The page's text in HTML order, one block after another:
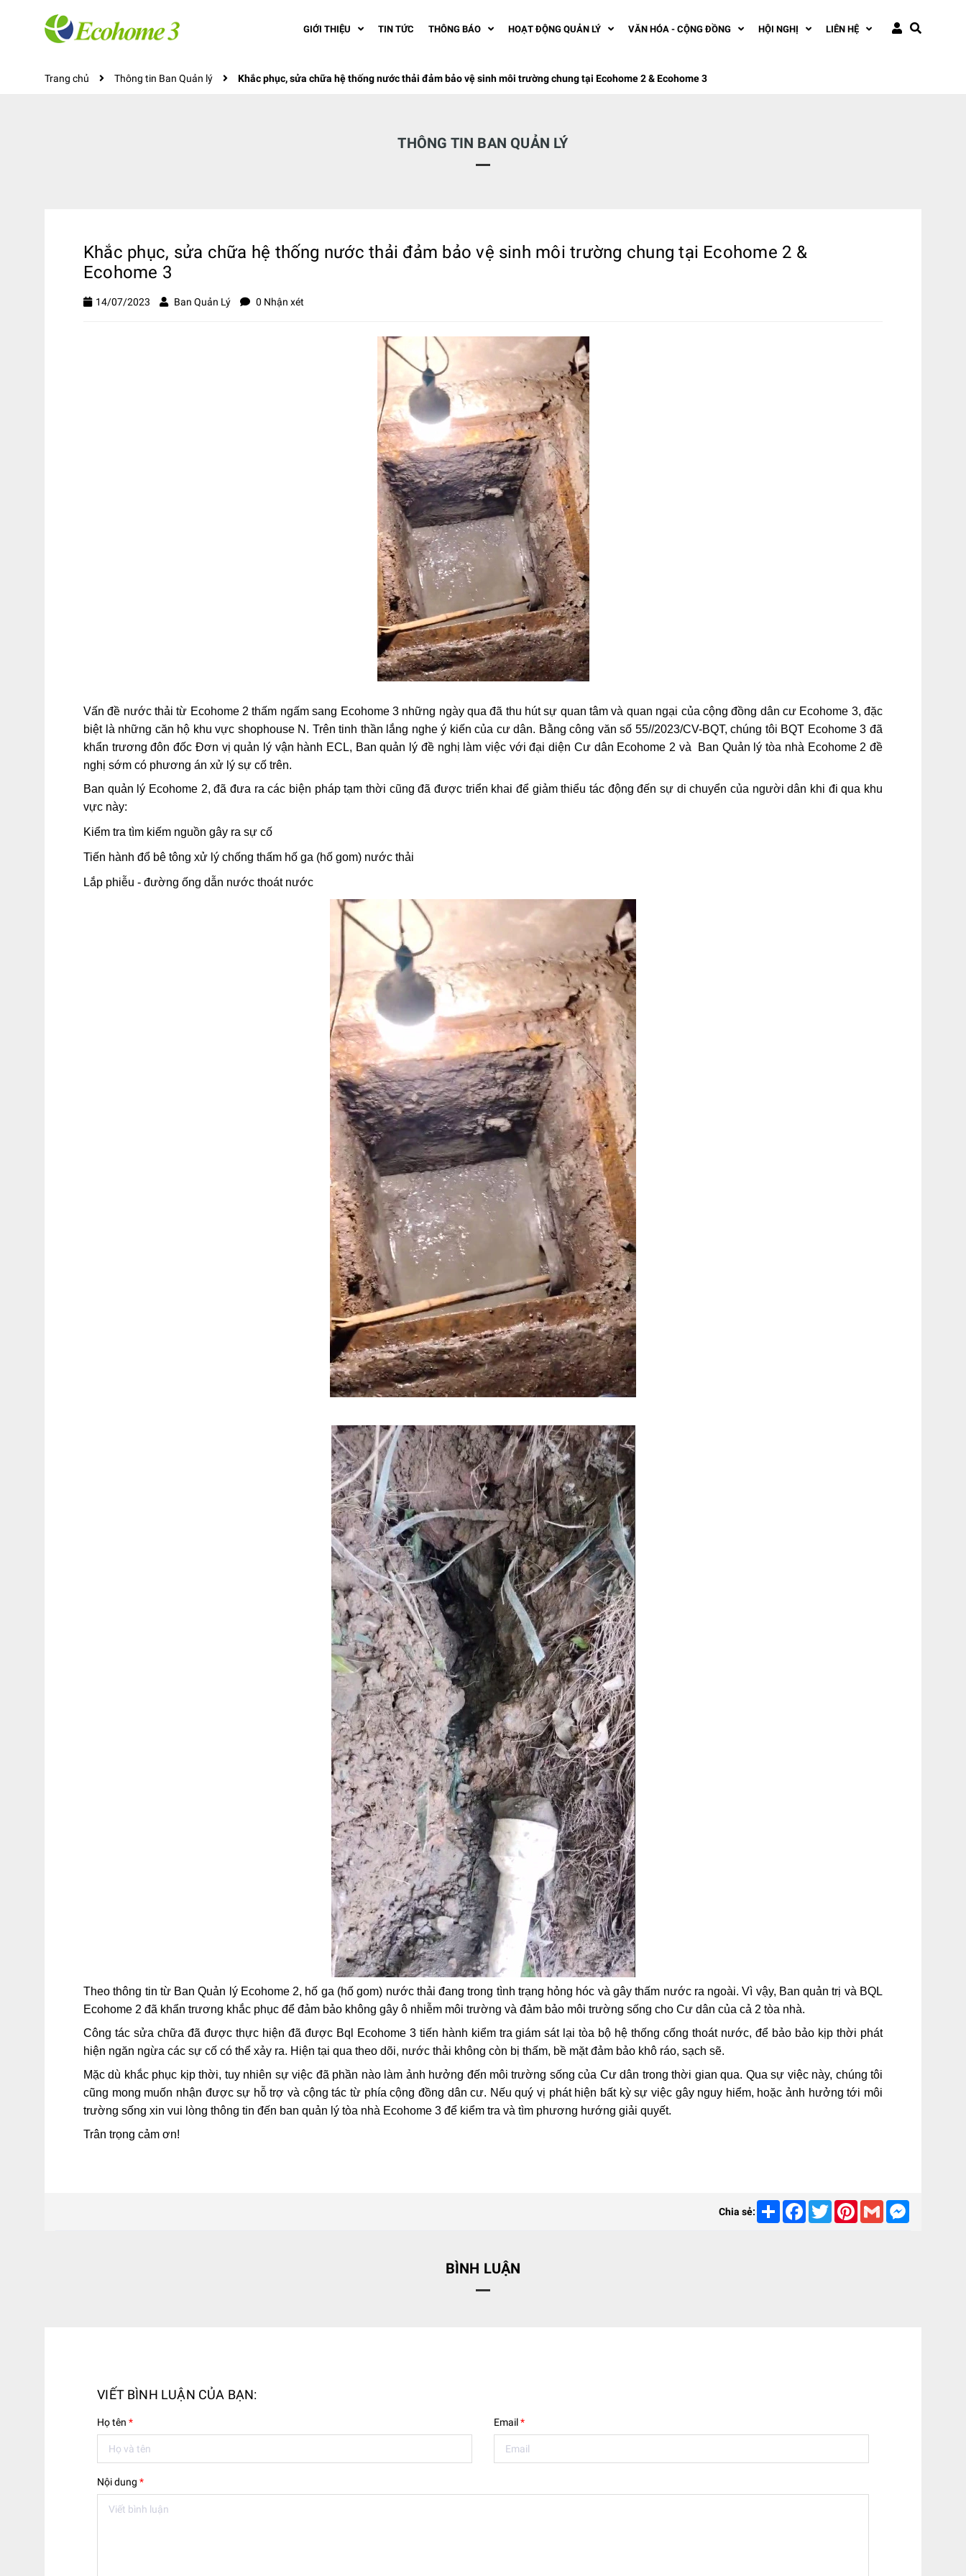
GIỚI THIỆU TIN TỨC THÔNG BÁO HOẠT ĐỘNG QUẢN LÝ VĂN HÓA - CỘNG ĐỒNG HỘI NGHỊ LIÊN HỆ
Trang chủ Thông tin Ban Quản lý Khắc phục, sửa chữa hệ thống nước thải đảm bảo vệ sinh môi trường chung tại Ecohome 2 & Ecohome 3
THÔNG TIN BAN QUẢN LÝ
Khắc phục, sửa chữa hệ thống nước thải đảm bảo vệ sinh môi trường chung tại Ecohome 2 &
Ecohome 3
14/07/2023 Ban Quản Lý 0 Nhận xét
Vấn đề nước thải từ Ecohome 2 thấm ngấm sang Ecohome 3 những ngày qua đã thu hút sự quan tâm và quan ngại của cộng đồng dân cư Ecohome 3, đặc
biệt là những căn hộ khu vực shophouse N. Trên tinh thần lắng nghe ý kiến của cư dân. Bằng công văn số 55//2023/CV-BQT, chúng tôi BQT Ecohome 3 đã
khẩn trương đôn đốc Đơn vị quản lý vận hành ECL, Ban quản lý đề nghị làm việc với đại diện Cư dân Ecohome 2 và Ban Quản lý tòa nhà Ecohome 2 đề
nghị sớm có phương án xử lý sự cố trên.
Ban quản lý Ecohome 2, đã đưa ra các biện pháp tạm thời cũng đã được triển khai để giảm thiểu tác động đến sự di chuyển của người dân khi đi qua khu
vực này:
Kiểm tra tìm kiếm nguồn gây ra sự cố
Tiến hành đổ bê tông xử lý chống thấm hố ga (hố gom) nước thải
Lắp phiễu - đường ống dẫn nước thoát nước
Theo thông tin từ Ban Quản lý Ecohome 2, hố ga (hố gom) nước thải đang trong tình trạng hỏng hóc và gây thấm nước ra ngoài. Vì vậy, Ban quản trị và BQL
Ecohome 2 đã khẩn trương khắc phục để đảm bảo không gây ô nhiễm môi trường và đảm bảo môi trường sống cho Cư dân của cả 2 tòa nhà.
Công tác sửa chữa đã được thực hiện đã được Bql Ecohome 3 tiến hành kiểm tra giám sát lại tòa bộ hệ thống cống thoát nước, để bảo bảo kịp thời phát
hiện ngăn ngừa các sự cố có thể xảy ra. Hiện tại qua theo dõi, nước thải không còn bị thấm, bề mặt đảm bảo khô ráo, sạch sẽ.
Mặc dù khắc phục kịp thời, tuy nhiên sự việc đã phần nào làm ảnh hưởng đến môi trường sống của Cư dân trong thời gian qua. Qua sự việc này, chúng tôi
cũng mong muốn nhận được sự hỗ trợ và cộng tác từ phía cộng đồng dân cư. Nếu quý vị phát hiện bất kỳ sự việc gây nguy hiểm, hoặc ảnh hưởng tới môi
trường sống xin vui lòng thông tin đến ban quản lý tòa nhà Ecohome 3 để kiểm tra và tìm phương hướng giải quyết.
Trân trọng cảm ơn!
Chia sẻ: Share Facebook
TwitterPinterestGmail
BÌNH LUẬN
VIẾT BÌNH LUẬN CỦA BẠN:
Họ tên* Email*
Nội dung*